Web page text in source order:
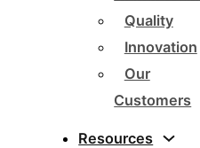
Quality
Innovation
Our
Customers
Resources